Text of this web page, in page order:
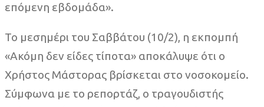
επόμενη εβδομάδα».
Το μεσημέρι του Σαββάτου (10/2), η εκπομπή
«Ακόμη δεν είδες τίποτα» αποκάλυψε ότι ο
Χρήστος Μάστορας βρίσκεται στο νοσοκομείο.
Σύμφωνα με το ρεπορτάζ, ο τραγουδιστής